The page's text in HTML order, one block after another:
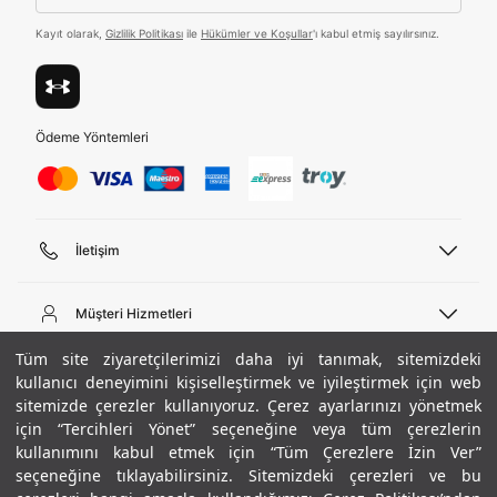
Tüm site ziyaretçilerimizi daha iyi tanımak, sitemizdeki
kullanıcı deneyimini kişiselleştirmek ve iyileştirmek için web
sitemizde çerezler kullanıyoruz. Çerez ayarlarınızı yönetmek
için “Tercihleri Yönet” seçeneğine veya tüm çerezlerin
kullanımını kabul etmek için “Tüm Çerezlere İzin Ver”
seçeneğine tıklayabilirsiniz. Sitemizdeki çerezleri ve bu
Kayıt olarak, Gizlilik Politikası ile Hükümler ve Koşullar'ı kabul etmiş sayılırsınız.
Ödeme Yöntemleri
İletişim
444 02 00
Pazartesi - Cuma 09:00 - 18:00
E-posta
bilgi@underarmour.com
Müşteri Hizmetleri
Sipariş Sorgulama
Bize Ulaşın
Teslimat Bilgileri
İşlem Rehberi
İade ve Değişimler
Sıkça Sorulan Sorular
Hakkımızda
Ticari Bilgiler
Hükümler ve Koşullar
Gizlilik Politikası
UA Sosyal Medya
Instagram